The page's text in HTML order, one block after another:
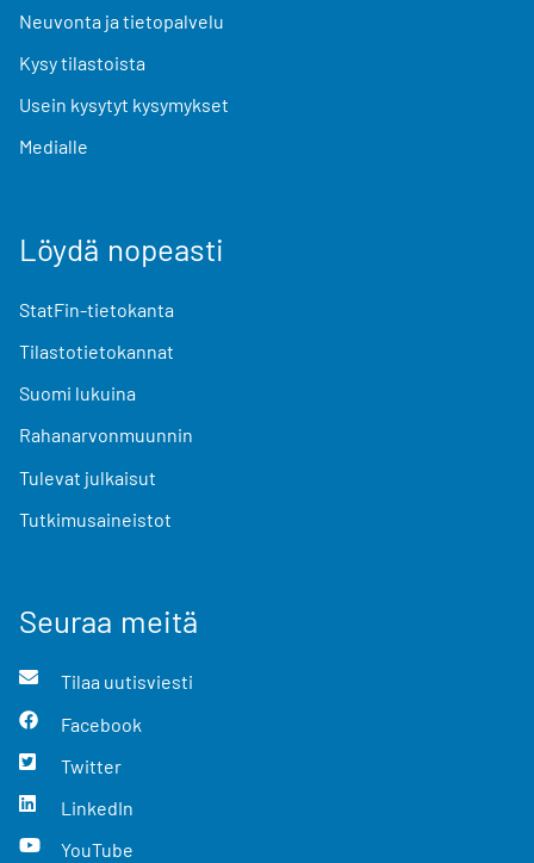
Neuvonta ja tietopalvelu
Kysy tilastoista
Usein kysytyt kysymykset
Medialle
Löydä nopeasti
StatFin-tietokanta
Tilastotietokannat
Suomi lukuina
Rahanarvonmuunnin
Tulevat julkaisut
Tutkimusaineistot
Seuraa meitä
Tilaa uutisviesti
Facebook
Twitter
LinkedIn
YouTube